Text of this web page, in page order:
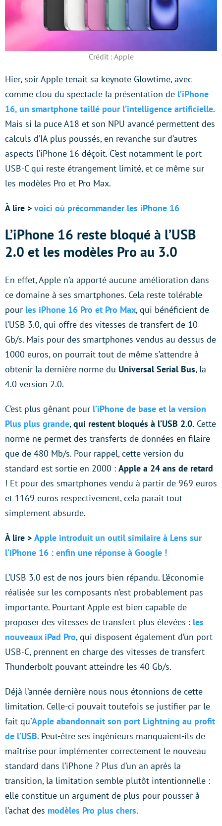
Crédit : Apple
Hier, soir Apple tenait sa keynote Glowtime, avec
comme clou du spectacle la présentation de l’iPhone
16, un smartphone taillé pour l’intelligence artificielle.
Mais si la puce A18 et son NPU avancé permettent des
calculs d’IA plus poussés, en revanche sur d’autres
aspects l’iPhone 16 déçoit. C’est notamment le port
USB-C qui reste étrangement limité, et ce même sur
les modèles Pro et Pro Max.
À lire > voici où précommander les iPhone 16
L’iPhone 16 reste bloqué à l’USB
2.0 et les modèles Pro au 3.0
En effet, Apple n’a apporté aucune amélioration dans
ce domaine à ses smartphones. Cela reste tolérable
pour les iPhone 16 Pro et Pro Max, qui bénéficient de
l’USB 3.0, qui offre des vitesses de transfert de 10
Gb/s. Mais pour des smartphones vendus au dessus de
1000 euros, on pourrait tout de même s’attendre à
obtenir la dernière norme du Universal Serial Bus, la
4.0 version 2.0.
C’est plus gênant pour l’iPhone de base et la version
Plus plus grande, qui restent bloqués à l’USB 2.0. Cette
norme ne permet des transferts de données en filaire
que de 480 Mb/s. Pour rappel, cette version du
standard est sortie en 2000 : Apple a 24 ans de retard
! Et pour des smartphones vendu à partir de 969 euros
et 1169 euros respectivement, cela parait tout
simplement absurde.
À lire > Apple introduit un outil similaire à Lens sur
l’iPhone 16 : enfin une réponse à Google !
L’USB 3.0 est de nos jours bien répandu. L’économie
réalisée sur les composants n’est probablement pas
importante. Pourtant Apple est bien capable de
proposer des vitesses de transfert plus élevées : les
nouveaux iPad Pro, qui disposent également d’un port
USB-C, prennent en charge des vitesses de transfert
Thunderbolt pouvant atteindre les 40 Gb/s.
Déjà l’année dernière nous nous étonnions de cette
limitation. Celle-ci pouvait toutefois se justifier par le
fait qu’Apple abandonnait son port Lightning au profit
de l’USB. Peut-être ses ingénieurs manquaient-ils de
maîtrise pour implémenter correctement le nouveau
standard dans l’iPhone ? Plus d’un an après la
transition, la limitation semble plutôt intentionnelle :
elle constitue un argument de plus pour pousser à
l’achat des modèles Pro plus chers.